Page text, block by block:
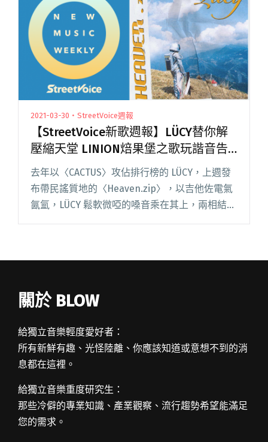
修斯新作攻榜 DSPS翻唱輕盈版〈You’ll See〉"
2021-03-30・StreetVoice週報
【StreetVoice新歌週報】LÜCY替你解
壓縮天堂 LINION焙果堡之歌玩諧音告
白
去年以〈CACTUS〉攻佔排行榜的 LÜCY，上週發
布帶民謠質地的〈Heaven.zip〉，以吉他佐電氣
氤氳，LÜCY 鬆軟微啞的嗓音乘在其上，兩相結合
如歌名所述：解壓縮了天堂，進入平靜之地；這
關於 BLOW
給獨立音樂輕度愛好者：
所有新鮮有趣、光怪陸離、你應該知道或意想不到的消
息都在這裡。
給獨立音樂重度研究生：
那些冷僻的專業知識、產業觀察、流行趨勢希望能滿足
您的需求。